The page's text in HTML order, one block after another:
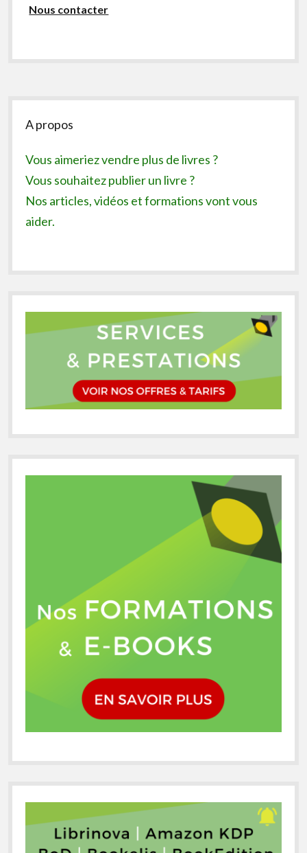
Nous contacter
Sidebar
A propos
Vous aimeriez vendre plus de livres ?
Vous souhaitez publier un livre ?
Nos articles, vidéos et formations vont vous
aider.